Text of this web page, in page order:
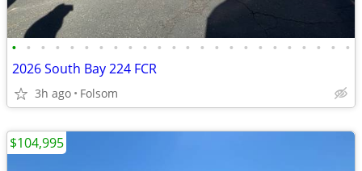
• • • • • • • • • • • • • • • • • • • • • • • •
2026 South Bay 224 FCR
3h ago Folsom
$104,995